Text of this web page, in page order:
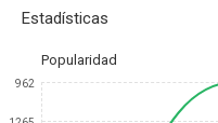
Estadísticas
Popularidad
962